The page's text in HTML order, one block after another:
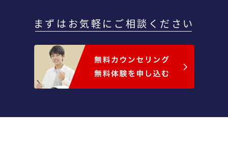
まずはお気軽にご相談ください